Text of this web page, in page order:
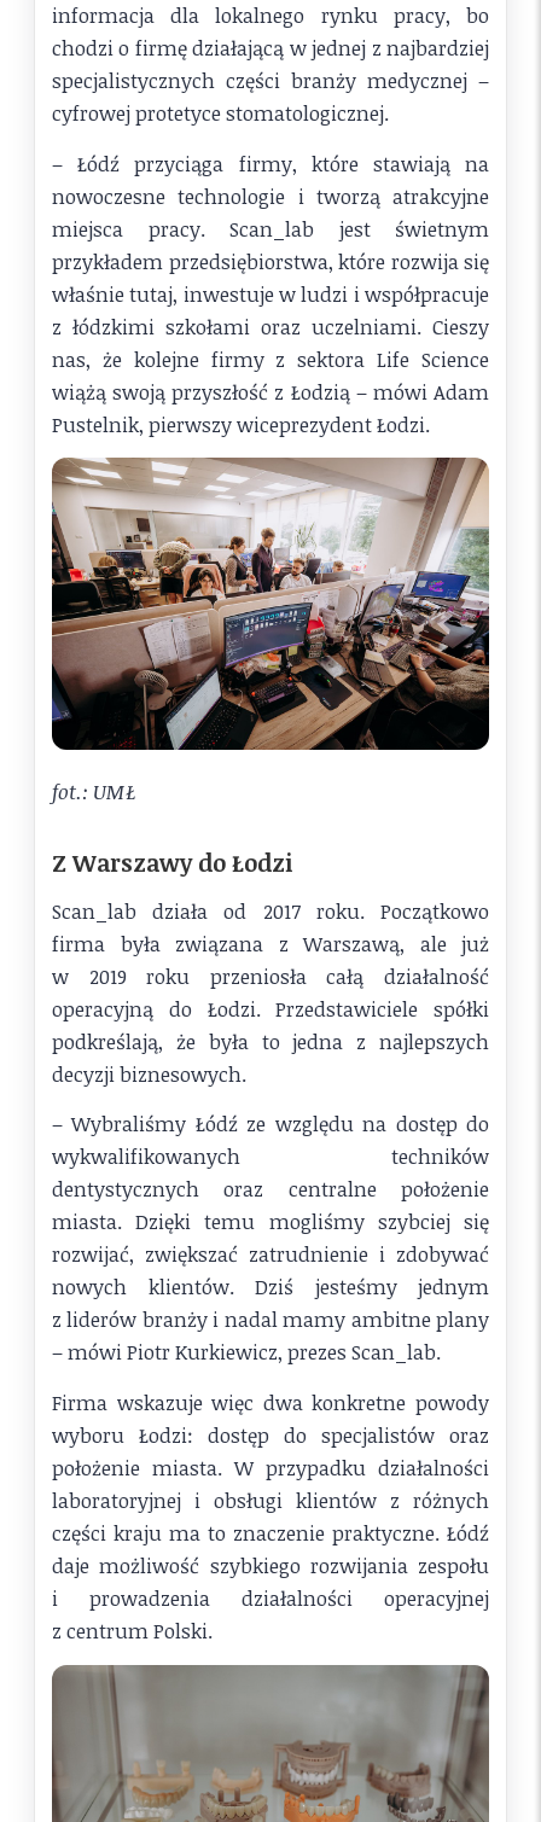
informacja dla lokalnego rynku pracy, bo
chodzi o firmę działającą w jednej z najbardziej
specjalistycznych części branży medycznej –
cyfrowej protetyce stomatologicznej.
– Łódź przyciąga firmy, które stawiają na
nowoczesne technologie i tworzą atrakcyjne
miejsca pracy. Scan_lab jest świetnym
przykładem przedsiębiorstwa, które rozwija się
właśnie tutaj, inwestuje w ludzi i współpracuje
z łódzkimi szkołami oraz uczelniami. Cieszy
nas, że kolejne firmy z sektora Life Science
wiążą swoją przyszłość z Łodzią – mówi Adam
Pustelnik, pierwszy wiceprezydent Łodzi.
fot.: UMŁ
Z Warszawy do Łodzi
Scan_lab działa od 2017 roku. Początkowo
firma była związana z Warszawą, ale już
w 2019 roku przeniosła całą działalność
operacyjną do Łodzi. Przedstawiciele spółki
podkreślają, że była to jedna z najlepszych
decyzji biznesowych.
– Wybraliśmy Łódź ze względu na dostęp do
wykwalifikowanych techników
dentystycznych oraz centralne położenie
miasta. Dzięki temu mogliśmy szybciej się
rozwijać, zwiększać zatrudnienie i zdobywać
nowych klientów. Dziś jesteśmy jednym
z liderów branży i nadal mamy ambitne plany
– mówi Piotr Kurkiewicz, prezes Scan_lab.
Firma wskazuje więc dwa konkretne powody
wyboru Łodzi: dostęp do specjalistów oraz
położenie miasta. W przypadku działalności
laboratoryjnej i obsługi klientów z różnych
części kraju ma to znaczenie praktyczne. Łódź
daje możliwość szybkiego rozwijania zespołu
i prowadzenia działalności operacyjnej
z centrum Polski.